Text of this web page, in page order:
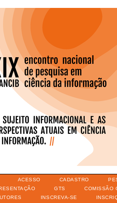
ACESSO CADASTRO
GTS
COMISSÃO
INSCREVA-SE